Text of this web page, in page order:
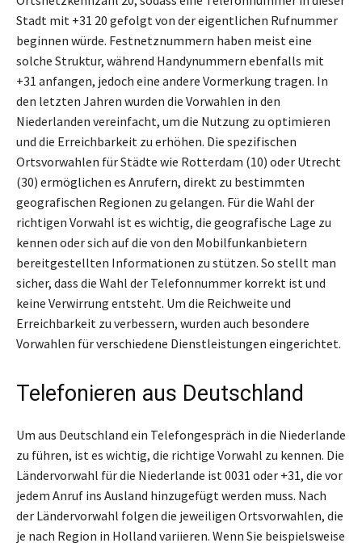
Stadt mit +31 20 gefolgt von der eigentlichen Rufnummer
beginnen würde. Festnetznummern haben meist eine
solche Struktur, während Handynummern ebenfalls mit
+31 anfangen, jedoch eine andere Vormerkung tragen. In
den letzten Jahren wurden die Vorwahlen in den
Niederlanden vereinfacht, um die Nutzung zu optimieren
und die Erreichbarkeit zu erhöhen. Die spezifischen
Ortsvorwahlen für Städte wie Rotterdam (10) oder Utrecht
(30) ermöglichen es Anrufern, direkt zu bestimmten
geografischen Regionen zu gelangen. Für die Wahl der
richtigen Vorwahl ist es wichtig, die geografische Lage zu
kennen oder sich auf die von den Mobilfunkanbietern
bereitgestellten Informationen zu stützen. So stellt man
sicher, dass die Wahl der Telefonnummer korrekt ist und
keine Verwirrung entsteht. Um die Reichweite und
Erreichbarkeit zu verbessern, wurden auch besondere
Vorwahlen für verschiedene Dienstleistungen eingerichtet.
Telefonieren aus Deutschland
Um aus Deutschland ein Telefongespräch in die Niederlande
zu führen, ist es wichtig, die richtige Vorwahl zu kennen. Die
Ländervorwahl für die Niederlande ist 0031 oder +31, die vor
jedem Anruf ins Ausland hinzugefügt werden muss. Nach
der Ländervorwahl folgen die jeweiligen Ortsvorwahlen, die
je nach Region in Holland variieren. Wenn Sie beispielsweise